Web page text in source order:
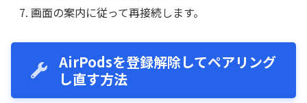
画面の案内に従って再接続します。
AirPodsを登録解除してペアリング
し直す方法